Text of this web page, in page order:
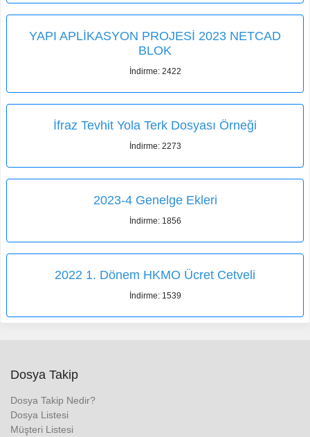
YAPI APLİKASYON PROJESİ 2023 NETCAD
BLOK
İndirme: 2422
İfraz Tevhit Yola Terk Dosyası Örneği
İndirme: 2273
2023-4 Genelge Ekleri
İndirme: 1856
2022 1. Dönem HKMO Ücret Cetveli
İndirme: 1539
Dosya Takip
Dosya Takip Nedir?
Dosya Listesi
Müşteri Listesi